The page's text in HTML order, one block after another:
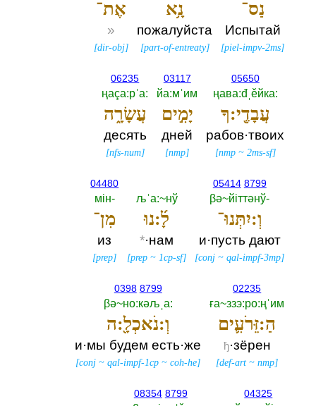
נַס־
Испытай
[piel-impv-2ms]
נָ֥א
пожалуйста
[part-of-entreaty]
אֶת־
»
[dir-obj]
05650
ңава:đˌěйка:‎
עֲבָדֶ֖י:ךָ
рабов·твоих
[nmp~ 2ms-sf]
03117
йа:мˈим
יָמִ֣ים
дней
[nmp]
06235
ңаçа:рˈа:‎
עֲשָׂרָ֑ה
десять
[nfs-num]
05414 8799
βә~йiттәнў-‎
וְ:יִתְּנוּ־
и·пусть дают
[conj ~qal-impf-3mp]
љˈа:~нў
לָ֜:נוּ
*·нам
[prep ~1cp-sf]
04480
мiн-‎
מִן־
из
[prep]
02235
ға~ззэ:ро:ңˈим
הַ:זֵּרֹעִ֛ים
ђ·зёрен
[def-art ~nmp]
0398 8799
βә~но:кәљˌа:‎
וְ:נֹאכְלָ֖:ה
и·мы будем есть·же
[conj ~qal-impf-1cp ~coh-he]
04325
08354 8799